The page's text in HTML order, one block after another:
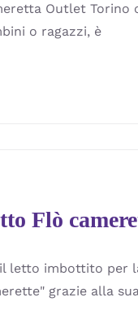
Outlet Torino
o ragazzi, è
Flò
letto imbottito per
grazie alla